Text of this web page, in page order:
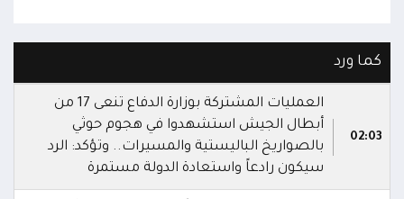
كما ورد
02:03
العمليات المشتركة بوزارة الدفاع تنعى 17 من
أبطال الجيش استشهدوا في هجوم حوثي
بالصواريخ الباليستية والمسيرات.. وتؤكد: الرد
سيكون رادعاً واستعادة الدولة مستمرة